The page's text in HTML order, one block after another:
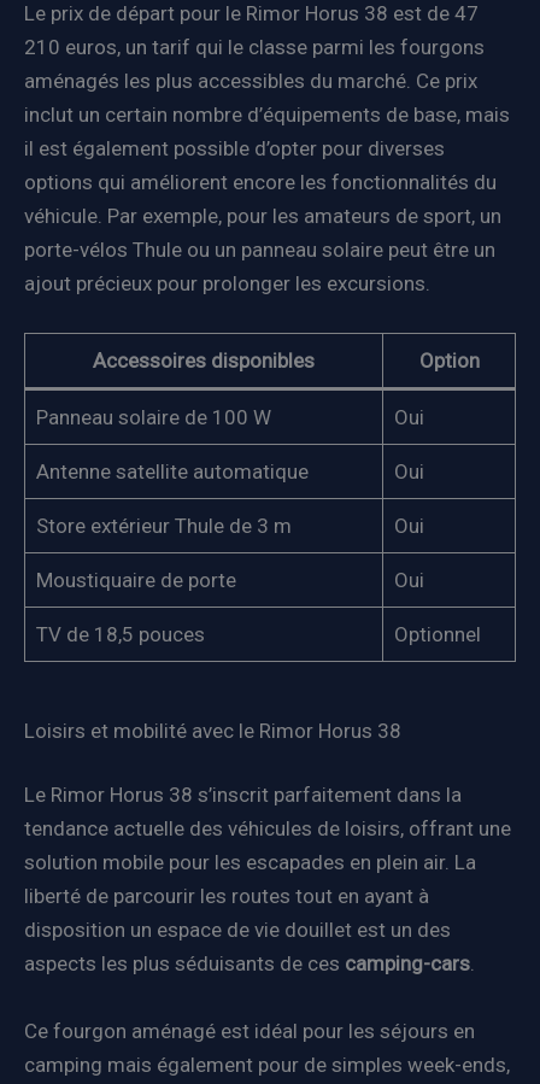
Le prix de départ pour le Rimor Horus 38 est de 47
210 euros, un tarif qui le classe parmi les fourgons
aménagés les plus accessibles du marché. Ce prix
inclut un certain nombre d’équipements de base, mais
il est également possible d’opter pour diverses
options qui améliorent encore les fonctionnalités du
véhicule. Par exemple, pour les amateurs de sport, un
porte-vélos Thule ou un panneau solaire peut être un
ajout précieux pour prolonger les excursions.
Accessoires disponibles Option
Panneau solaire de 100 W Oui
Antenne satellite automatique Oui
Store extérieur Thule de 3 m Oui
Moustiquaire de porte Oui
TV de 18,5 pouces Optionnel
Loisirs et mobilité avec le Rimor Horus 38
Le Rimor Horus 38 s’inscrit parfaitement dans la
tendance actuelle des véhicules de loisirs, offrant une
solution mobile pour les escapades en plein air. La
liberté de parcourir les routes tout en ayant à
disposition un espace de vie douillet est un des
aspects les plus séduisants de ces camping-cars.
Ce fourgon aménagé est idéal pour les séjours en
camping mais également pour de simples week-ends,